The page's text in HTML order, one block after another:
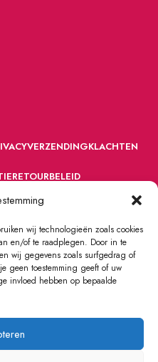
wij technologieën zoals cookies
en/of te raadplegen. Door in te
wij gegevens zoals surfgedrag of
geen toestemming geeft of uw
invloed hebben op bepaalde
VERZENDINGKLACHTEN
RETOURBELEID
by Handelsonderneming MELS.